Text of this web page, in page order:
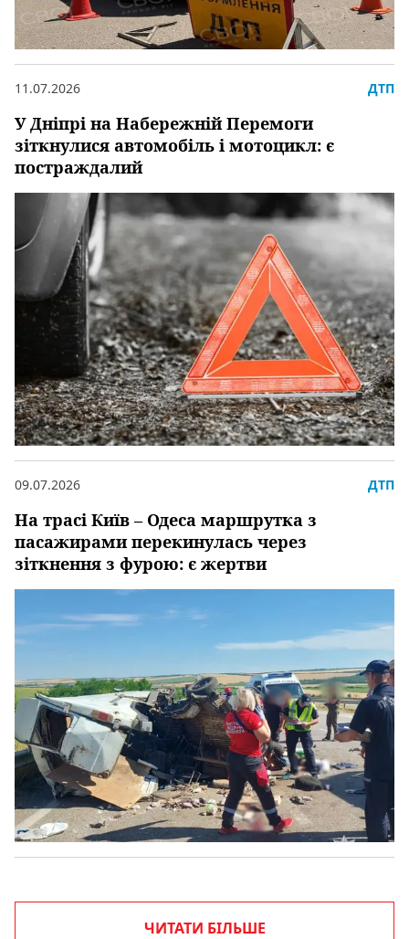
У Дніпрі на Набережній Перемоги
зіткнулися автомобіль і мотоцикл: є
постраждалий
11.07.2026 ДТП
На трасі Київ – Одеса маршрутка з
пасажирами перекинулась через
зіткнення з фурою: є жертви
09.07.2026 ДТП
ЧИТАТИ БІЛЬШЕ